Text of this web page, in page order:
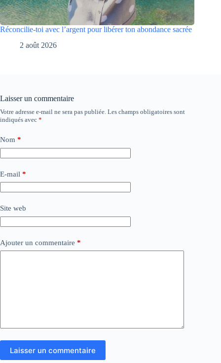
Réconcilie-toi avec l’argent pour libérer ton abondance sacrée
2 août 2026
Laisser un commentaire
Votre adresse e-mail ne sera pas publiée. Les champs obligatoires sont
indiqués avec *
Nom *
E-mail *
Site web
Ajouter un commentaire *
Laisser un commentaire